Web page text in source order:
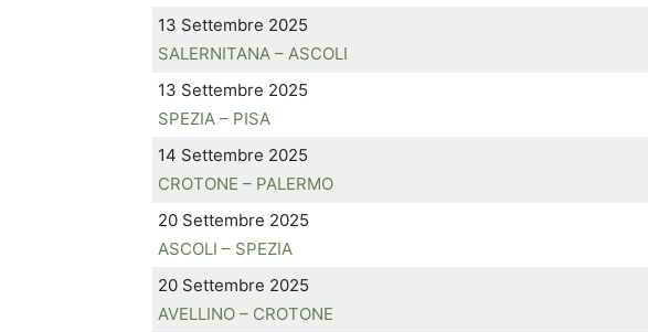
13 Settembre 2025
SALERNITANA – ASCOLI
13 Settembre 2025
SPEZIA – PISA
14 Settembre 2025
CROTONE – PALERMO
20 Settembre 2025
ASCOLI – SPEZIA
20 Settembre 2025
AVELLINO – CROTONE